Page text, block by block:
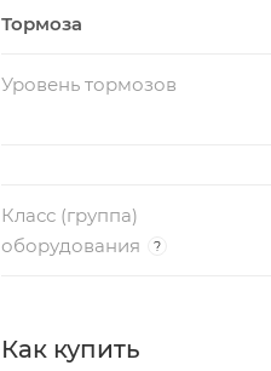
Тормоза
Уровень тормозов
Класс (группа)
оборудования
?
Как купить